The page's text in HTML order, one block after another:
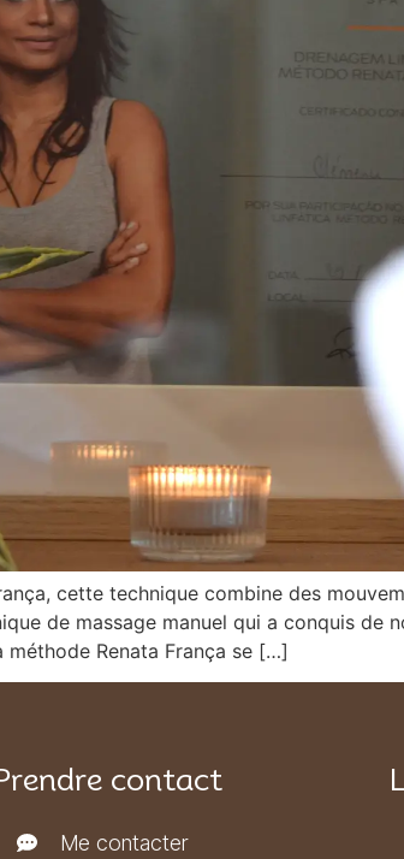
cette technique combine des
de massage manuel qui a conquis de
Renata França se […]
contact
Me contacter